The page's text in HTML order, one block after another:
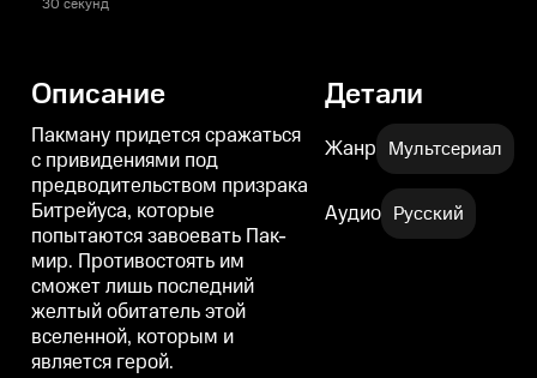
30 секунд
Описание
Пакману придется сражаться
с привидениями под
предводительством призрака
Битрейуса, которые
попытаются завоевать Пак-
мир. Противостоять им
сможет лишь последний
желтый обитатель этой
вселенной, которым и
является герой.
Детали
Жанр Мультсериал
Аудио Русский